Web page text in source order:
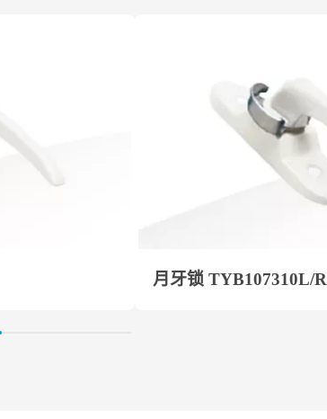
月牙锁 TYB107310L/R